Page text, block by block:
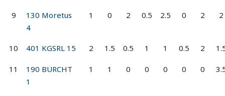
9
130 Moretus
4
1 0 2 0.5 2.5 0 2 2
10 401 KGSRL 15 2 1.5 0.5 1 1 0.5 2
11
190 BURCHT
1
1 1 0 0 0 0 0